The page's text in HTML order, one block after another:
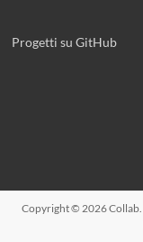
Progetti su GitHub
Copyright © 2026Collab